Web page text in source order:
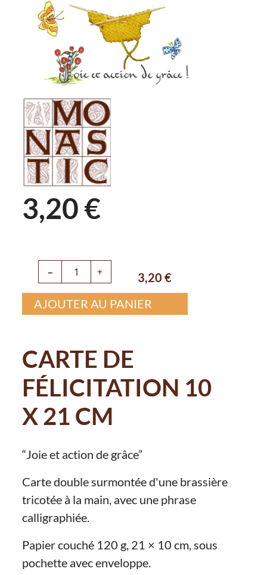
3,20 €
+
− 3,20 €
AJOUTER AU PANIER
CARTE DE
FÉLICITATION 10
X 21 CM
“Joie et action de grâce”
Carte double surmontée d'une brassière
tricotée à la main, avec une phrase
calligraphiée.
Papier couché 120 g, 21 × 10 cm, sous
pochette avec enveloppe.